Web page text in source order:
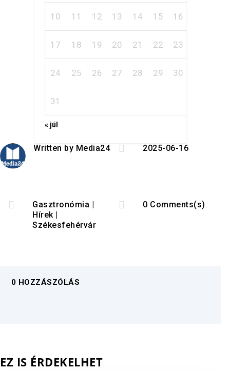
10 11 12 13 14 15 16
17 18 19 20 21 22 23
24 25 26 27 28 29 30
31
« júl
Written by Media24  2025-06-16
 Gasztronómia |
Hírek|
Székesfehérvár
 0 Comments(s)
0 HOZZÁSZÓLÁS
EZ IS ÉRDEKELHET